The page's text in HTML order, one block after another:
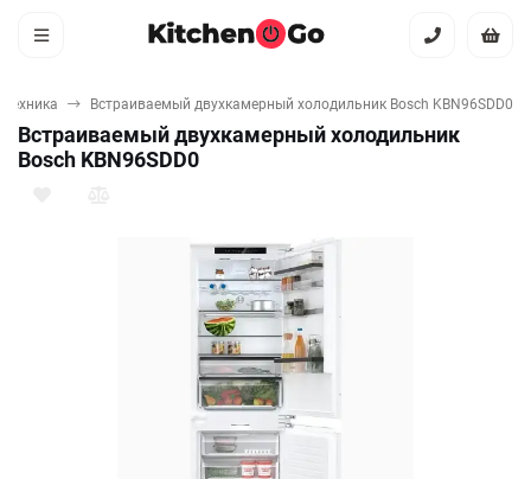
Встраиваемый двухкамерный холодильник Bosch KBN96SDD0
Встраиваемый двухкамерный холодильник
Bosch KBN96SDD0